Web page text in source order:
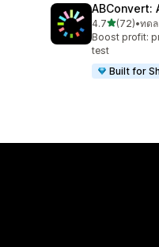
ABConvert:
4.7เต็ม 5 ดาว
(72)
ทั้งหมด 72 รีวิว
•ทดล
Boost profit:
test
Built for